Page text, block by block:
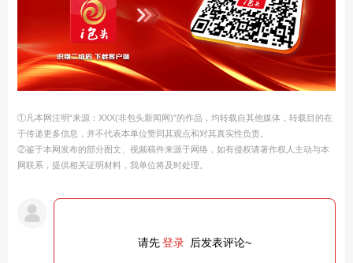
①凡本网注明“来源：XXX(非包头新闻网)”的作品，均转载自其他媒体，转载目的在
于传递更多信息，并不代表本单位赞同其观点和对其真实性负责。
②鉴于本网发布的部分图文、视频稿件来源于网络，如有侵权请著作权人主动与本
网联系，提供相关证明材料，我单位将及时处理。
请先登录 后发表评论~